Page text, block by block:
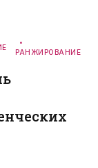
РАНЖИРОВАНИЕ